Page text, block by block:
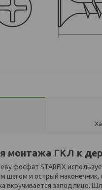
монтажа ГКЛ к
фосфат STARFIX
шагом и острый
вкручивается заподлицо.